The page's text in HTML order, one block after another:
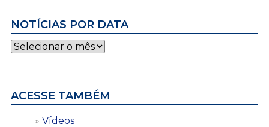
NOTÍCIAS POR DATA
Notícias
por
ACESSE TAMBÉM
Vídeos